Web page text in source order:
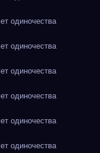
одиночества
одиночества
одиночества
одиночества
одиночества
одиночества